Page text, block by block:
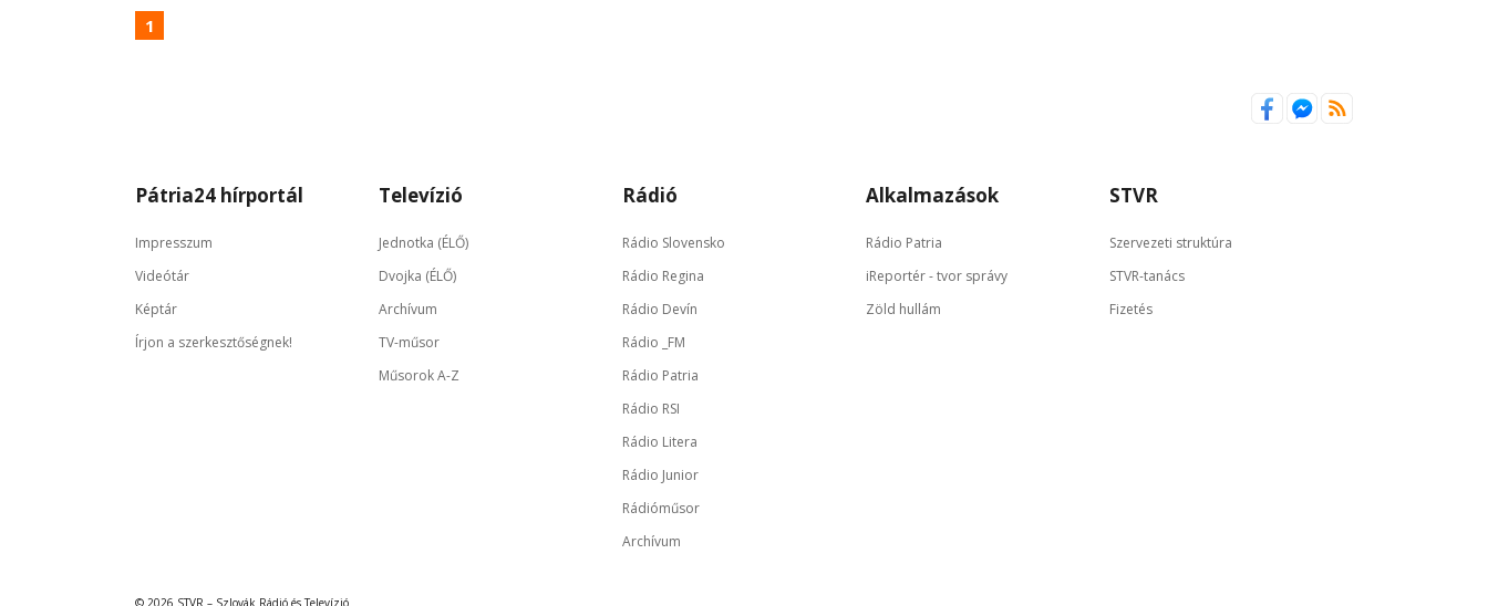
1
Pátria24 hírportál
Impresszum
Videótár
Képtár
Írjon a szerkesztőségnek!
Televízió
Jednotka (ÉLŐ)
Dvojka (ÉLŐ)
Archívum
TV-műsor
Műsorok A-Z
Rádió
Rádio Slovensko
Rádio Regina
Rádio Devín
Rádio _FM
Rádio Patria
Rádio RSI
Rádio Litera
Rádio Junior
Rádióműsor
Archívum
Alkalmazások
Rádio Patria
iReportér - tvor správy
Zöld hullám
STVR
Szervezeti struktúra
STVR-tanács
Fizetés
© 2026 STVR – Szlovák Rádió és Televízió